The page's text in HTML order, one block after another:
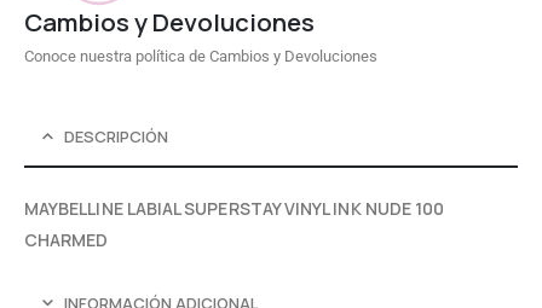
Cambios y Devoluciones
Conoce nuestra política de Cambios y Devoluciones
DESCRIPCIÓN
MAYBELLINE LABIAL SUPERSTAY VINYL INK NUDE 100
CHARMED
INFORMACIÓN ADICIONAL